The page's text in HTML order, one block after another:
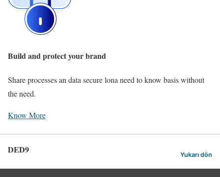
Build and protect your brand
Share processes an data secure lona need to know basis without
the need.
Know More
DED9 Yukarı dön